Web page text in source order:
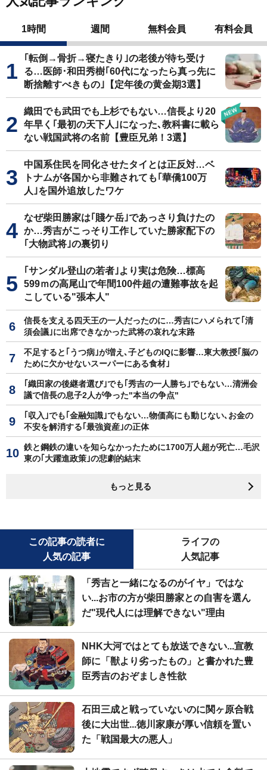
1時間 週間 無料会員 有料会員
｢転倒→骨折→寝たきり｣の老後が待ち受け
る…医師･和田秀樹｢60代になったら真っ先に
断捨離すべきもの｣【定年後の黄金期3選】
織田でも武田でも上杉でもない…信長より20
年早く｢最初の天下人｣になった､教科書に載ら
ない戦国武将の名前【豊臣兄弟！3選】
中国系住民を同化させたタイとは正反対…ベ
トナムが各国から非難されても｢華僑100万
人｣を国外追放したワケ
なぜ柴田勝家は｢賤ケ岳｣であっさり負けたの
か…秀吉がこっそり工作していた勝家配下の
｢大物武将｣の裏切り
｢サンダル登山の若者｣より実は危険…標高
599ｍの高尾山で年間100件超の遭難事故を起
こしている"張本人"
信長を支える四天王の一人だったのに…秀吉にハメられて｢清
須会議｣に出席できなかった武将の哀れな末路
不足すると｢うつ病｣が増え､子どものIQに影響…東大教授｢脳の
ために欠かせないスーパーにある食材｣
｢織田家の後継者選び｣でも｢秀吉の一人勝ち｣でもない…清洲会
議で信長の息子2人が争った"本当の争点"
｢収入｣でも｢金融知識｣でもない…物価高にも動じない､お金の
不安を解消する｢最強資産｣の正体
鉄と鋼鉄の違いを知らなかったために1700万人超が死亡…毛沢
東の｢大躍進政策｣の悲劇的結末
もっと見る
この記事の読者に
人気の記事
ライフの
人気記事
「秀吉と一緒になるのがイヤ」ではな
い...お市の方が柴田勝家との自害を選ん
だ"現代人には理解できない"理由
NHK大河ではとても放送できない...宣教
師に「獣より劣ったもの」と書かれた豊
臣秀吉のおぞましき性欲
石田三成と戦っていないのに関ヶ原合戦
後に大出世...徳川家康が厚い信頼を置い
た「戦国最大の悪人」